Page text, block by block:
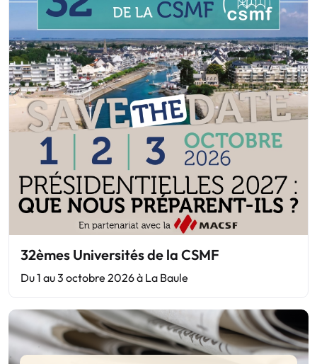
32èmes Universités de la CSMF
Du 1 au 3 octobre 2026 à La Baule